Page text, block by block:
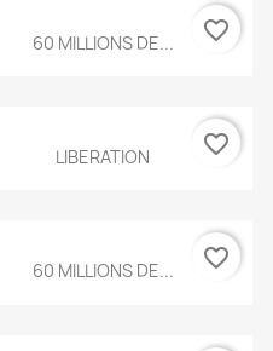
Aperçu rapide
60 MILLIONS DE... favorite_border
Aperçu rapide
LIBERATION favorite_border
Aperçu rapide
60 MILLIONS DE... favorite_border